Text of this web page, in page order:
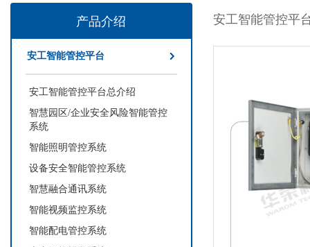
产品介绍
安工智能管控平台
安工智能管控平台总介绍
智慧园区/企业安全风险智能管控
系统
智能照明管控系统
设备安全智能管控系统
智慧融合通讯系统
智能视频监控系统
智能配电管控系统
安工智能管控平